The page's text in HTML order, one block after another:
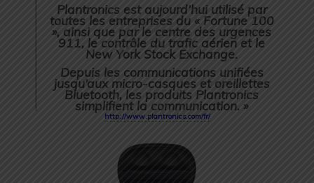
Plantronics est aujourd’hui utilisé par
toutes les entreprises du « Fortune 100
», ainsi que par le centre des urgences
911, le contrôle du trafic aérien et le
New York Stock Exchange.
Depuis les communications unifiées
jusqu’aux micro-casques et oreillettes
Bluetooth, les produits Plantronics
simplifient la communication. »
http://www.plantronics.com/fr/